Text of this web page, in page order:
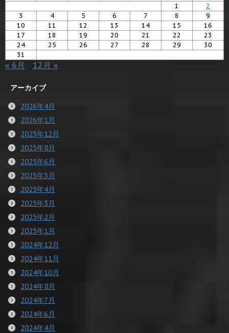
1
2
3
4 5 6 7 8
9
10
11 12 13 14 15
16
17
18 19 20 21 22
23
24
25 26 27 28 29
30
31
« 6月 12月 »
アーカイブ
2026年4月
2026年1月
2025年12月
2025年8月
2025年6月
2025年5月
2025年4月
2025年3月
2025年2月
2025年1月
2024年12月
2024年11月
2024年10月
2024年8月
2024年7月
2024年6月
2024年4月